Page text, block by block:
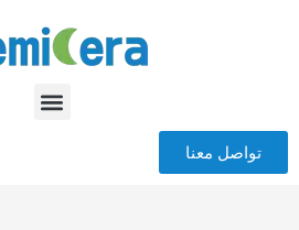
تواصل معنا